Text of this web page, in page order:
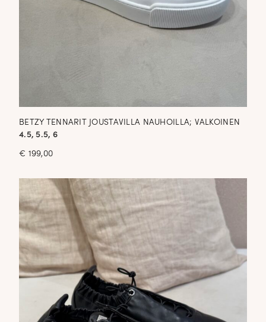
BETZY TENNARIT JOUSTAVILLA NAUHOILLA; VALKOINEN
4.5, 5.5, 6
€ 199,00